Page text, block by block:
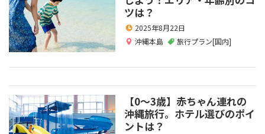
ツは？
2025年8月22日
沖縄本島
旅行プラン[国内]
【0～3歳】赤ちゃん連れの
沖縄旅行。ホテル選びのポイ
ントは？